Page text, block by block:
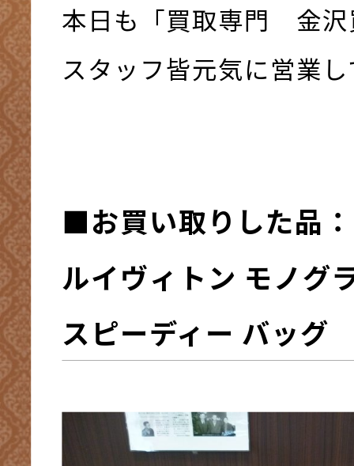
本日も「買取専門 金沢
スタッフ皆元気に営業
■お買い取りした品
ルイヴィトン モノグ
スピーディー バッグ